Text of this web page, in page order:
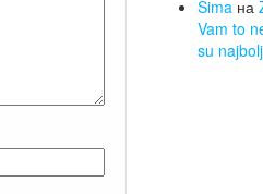
Simaна
Vam to
su